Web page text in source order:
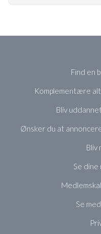
Find en
Komplementære
Bliv
Ønsker du at
Bliv
Se
Se